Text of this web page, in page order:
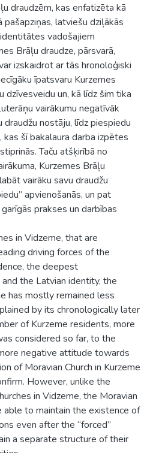
draudzēm, kas enfatizēta kā
pašapziņas, latviešu dziļākās
vadošajiem
Brāļu draudze, pārsvarā,
izskaidrot ar tās hronoloģiski
īpatsvaru Kurzemes
dzīvesveidu un, kā līdz šim tika
vairākumu negatīvāk
nostāju, līdz piespiedu
šī bakalaura darba izpētes
Taču atšķirībā no
Kurzemes Brāļu
vairāku savu draudžu
apvienošanās, un pat
prakses un darbības
in Vidzeme, that are
driving forces of the
the deepest
the Latvian identity, the
has mostly remained less
by its chronologically later
of Kurzeme residents, more
considered so far, to the
negative attitude towards
of Moravian Church in Kurzeme
However, unlike the
in Vidzeme, the Moravian
able to maintain the existence of
even after the “forced”
a separate structure of their